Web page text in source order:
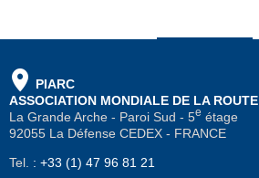
PIARC
ASSOCIATION MONDIALE DE LA ROUTE
La Grande Arche - Paroi Sud - 5e étage
92055 La Défense CEDEX - FRANCE
Tel. : +33 (1) 47 96 81 21